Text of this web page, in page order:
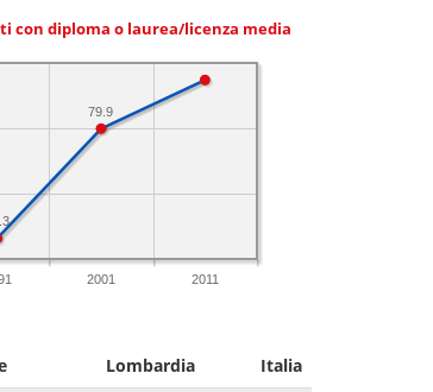
con diploma o laurea/licenza media
2001 2011
79.9
Lombardia Italia